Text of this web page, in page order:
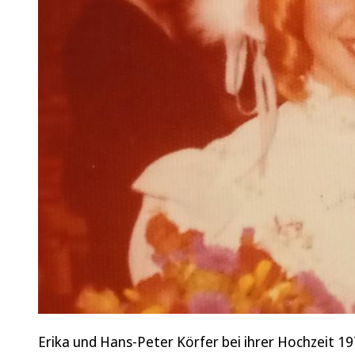
Erika und Hans-Peter Körfer bei ihrer Hochzeit